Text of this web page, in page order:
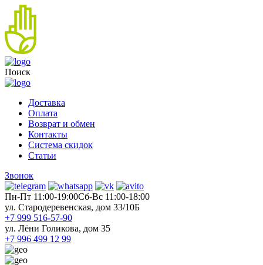
Поиск
Доставка
Оплата
Возврат и обмен
Контакты
Система скидок
Статьи
Звонок
Пн-Пт 11:00-19:00Cб-Вс 11:00-18:00
ул. Стародеревенская, дом 33/10Б
+7 999 516-57-90
ул. Лёни Голикова, дом 35
+7 996 499 12 99